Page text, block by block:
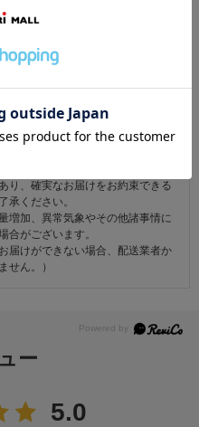
項
商品
り、確実なお届けをお約束できる
承ください。
増加、異常気象やその他諸事情に
合がございます。
届けができない場合、配送業者か
せん。）
ー
5.0